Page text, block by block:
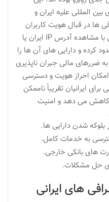
المللی علیه ایران و
در قبال هویت کاربران
است. بسیاری از صرافی های جهانی با مشاهده آدرس IP ایران یا
کرده و دارایی های آن ها را
ضررهای مالی جبران ناپذیری
امکان احراز هویت و دسترسی
ایرانیان تقریباً ناممکن
کاهش می دهد و امنیت
شدن دارایی ها.
به خدمات کامل.
های بانکی خارجی.
حل مشکلات.
های ایرانی